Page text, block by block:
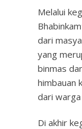
Melalui
dari
yang
binmas
himbauan
dari
Di akhir